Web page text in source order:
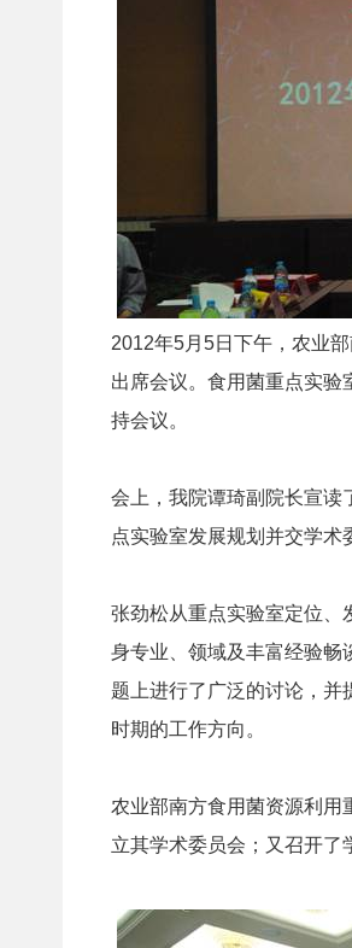
2012年5月5日下午，农业
出席会议。食用菌重点实验
持会议。
会上，我院谭琦副院长宣读
点实验室发展规划并交学术
张劲松从重点实验室定位、
身专业、领域及丰富经验畅
题上进行了广泛的讨论，并
时期的工作方向。
农业部南方食用菌资源利用
立其学术委员会；又召开了